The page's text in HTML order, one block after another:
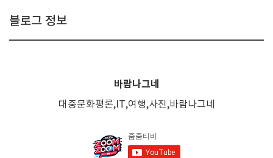
블로그 정보
바람나그네
대중문화평론,IT,여행,사진,바람나그네